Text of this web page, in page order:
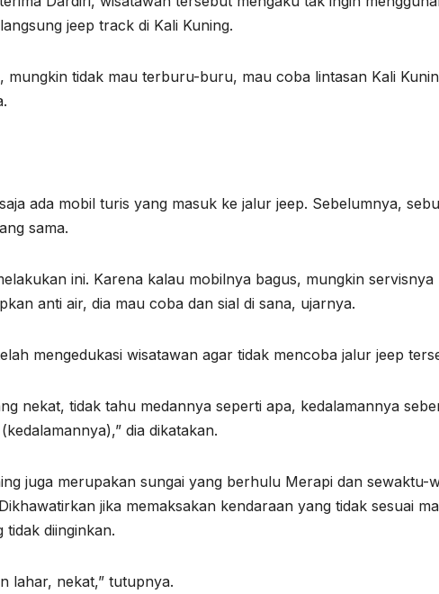
jeep track di Kali Kuning.
mungkin tidak mau terburu-buru, mau coba lintasan Kali
ada mobil turis yang masuk ke jalur jeep. Sebelumnya,
sama.
ini. Karena kalau mobilnya bagus, mungkin servisnya
anti air, dia mau coba dan sial di sana, ujarnya.
mengedukasi wisatawan agar tidak mencoba jalur jeep
nekat, tidak tahu medannya seperti apa, kedalamannya
dia dikatakan.
juga merupakan sungai yang berhulu Merapi dan sewaktu-
jika memaksakan kendaraan yang tidak sesuai
tidak diinginkan.
lahar, nekat,” tutupnya.